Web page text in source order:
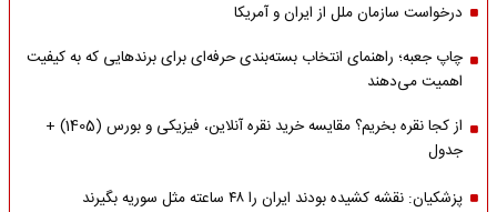
درخواست سازمان ملل از ایران و آمریکا
چاپ جعبه؛ راهنمای انتخاب بسته‌بندی حرفه‌ای برای برندهایی که به کیفیت
اهمیت می‌دهند
از کجا نقره بخریم؟ مقایسه خرید نقره آنلاین، فیزیکی و بورس (1405) +
جدول
پزشکیان: نقشه کشیده بودند ایران را ۴۸ ساعته مثل سوریه بگیرند